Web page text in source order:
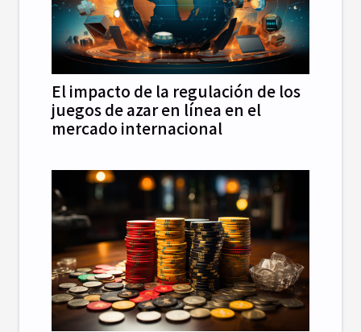
El impacto de la regulación de los
juegos de azar en línea en el
mercado internacional